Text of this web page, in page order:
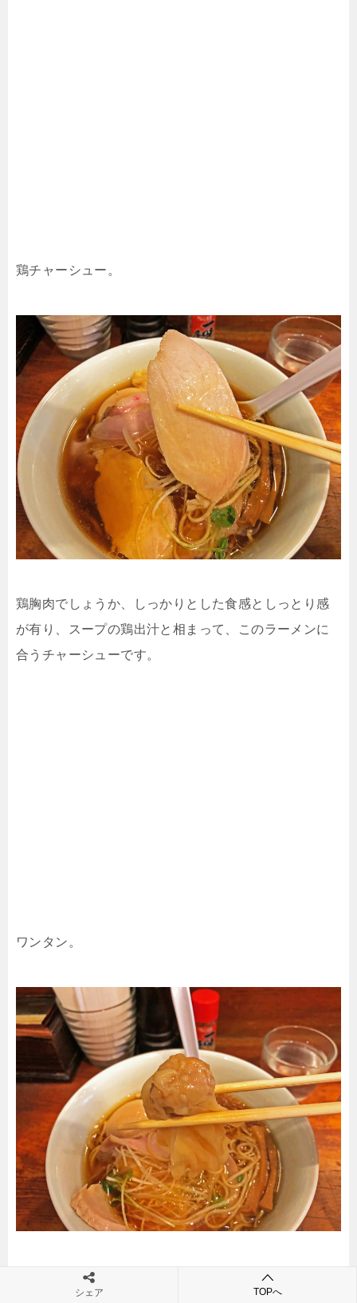
鶏チャーシュー。
鶏胸肉でしょうか、しっかりとした食感としっとり感
が有り、スープの鶏出汁と相まって、このラーメンに
合うチャーシューです。
ワンタン。
皮はモッチリで、餡の詰まったワンタン。
シェア TOPへ